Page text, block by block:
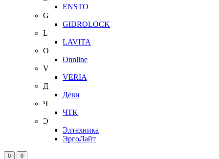
ENSTO
G
GIDROLOCK
L
LAVITA
O
Onnline
V
VERIA
Д
Деви
Ч
ЧТК
Э
Элтехника
ЭргоЛайт
0 0